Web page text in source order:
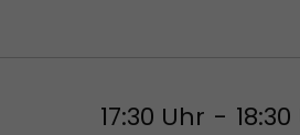
17:30 Uhr -